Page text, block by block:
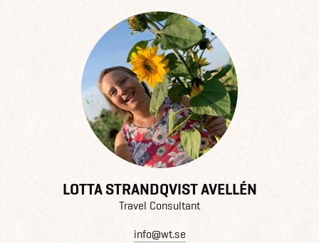
LOTTA STRANDQVIST AVELLÉN
Travel Consultant
info@wt.se